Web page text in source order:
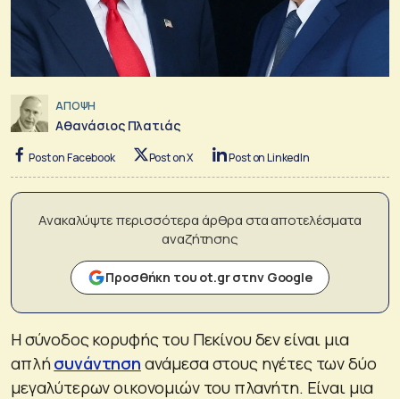
ΑΠΟΨΗ
Αθανάσιος Πλατιάς
Post on Facebook Post on X Post on LinkedIn
Ανακαλύψτε περισσότερα άρθρα στα αποτελέσματα
αναζήτησης
Προσθήκη του ot.gr στην Google
Η σύνοδος κορυφής του Πεκίνου δεν είναι μια
απλήσυνάντηση ανάμεσα στους ηγέτες των δύο
μεγαλύτερων οικονομιών του πλανήτη. Είναι μια